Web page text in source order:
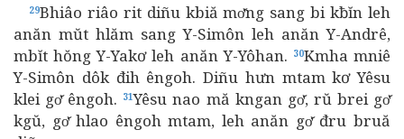
29Bhiâo riâo rit diñu kbiă mơ̆ng sang bi kƀĭn leh
anăn mŭt hlăm sang Y-Simôn leh anăn Y-Andrê,
mbĭt hŏng Y-Yakơ leh anăn Y-Yôhan. 30Kmha mniê
Y-Simôn dôk đih êngoh. Diñu hưn mtam kơ Yêsu
klei gơ̆ êngoh. 31Yêsu nao mă kngan gơ̆, rŭ brei gơ̆
kgŭ, gơ̆ hlao êngoh mtam, leh anăn gơ̆ đru bruă